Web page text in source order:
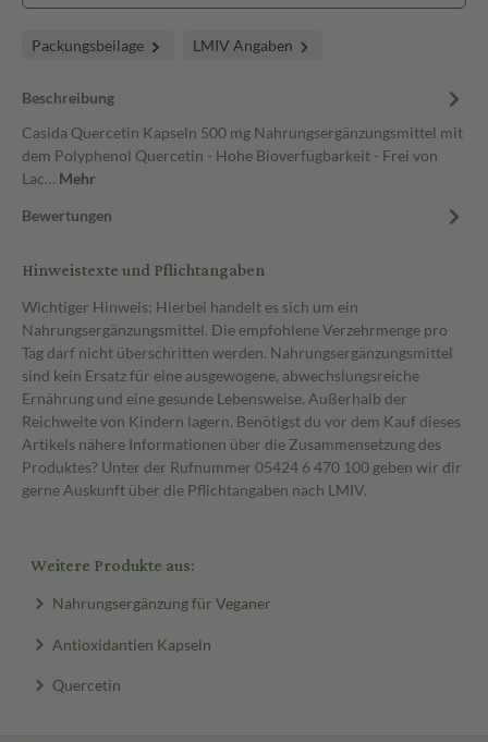
Packungsbeilage LMIV Angaben
Beschreibung
Casida Quercetin Kapseln 500 mg Nahrungsergänzungsmittel mit
dem Polyphenol Quercetin - Hohe Bioverfügbarkeit - Frei von
Lac… Mehr
Bewertungen
Hinweistexte und Pflichtangaben
Wichtiger Hinweis: Hierbei handelt es sich um ein
Nahrungsergänzungsmittel. Die empfohlene Verzehrmenge pro
Tag darf nicht überschritten werden. Nahrungsergänzungsmittel
sind kein Ersatz für eine ausgewogene, abwechslungsreiche
Ernährung und eine gesunde Lebensweise. Außerhalb der
Reichweite von Kindern lagern. Benötigst du vor dem Kauf dieses
Artikels nähere Informationen über die Zusammensetzung des
Produktes? Unter der Rufnummer 05424 6 470 100 geben wir dir
gerne Auskunft über die Pflichtangaben nach LMIV.
Weitere Produkte aus:
Nahrungsergänzung für Veganer
Antioxidantien Kapseln
Quercetin